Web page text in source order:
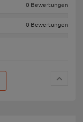
0 Bewertungen
0 Bewertungen